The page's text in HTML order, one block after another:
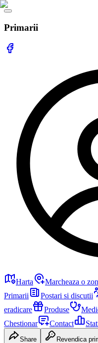
Primarii
Harta Marcheaza o
Primarii
Postari si discutii
eradicare
Produse
Chestionar
Contact
Share Revendica